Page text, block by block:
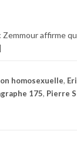
affirme
homosexuelle,
175, Pierre